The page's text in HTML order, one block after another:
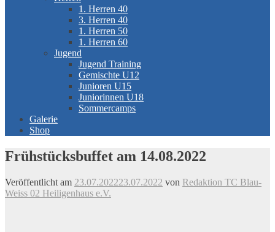
1. Herren 40
3. Herren 40
1. Herren 50
1. Herren 60
Jugend
Jugend Training
Gemischte U12
Junioren U15
Juniorinnen U18
Sommercamps
Galerie
Shop
Frühstücksbuffet am 14.08.2022
Veröffentlicht am 23.07.202223.07.2022 von Redaktion TC Blau-
Weiss 02 Heiligenhaus e.V.